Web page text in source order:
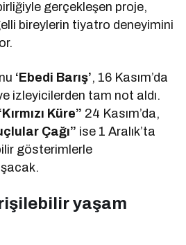
gerçekleşen proje,
bireylerin tiyatro deneyimini
‘Ebedi Barış’, 16 Kasım’da
izleyicilerden tam not aldı.
Küre” 24 Kasım’da,
Çağı” ise 1 Aralık’ta
gösterimlerle
yaşam